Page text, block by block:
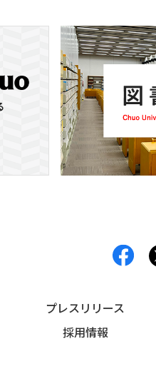
プレスリリース
採用情報